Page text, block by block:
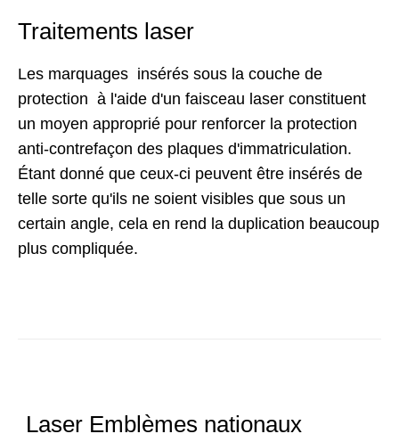
Traitements laser
Les marquages insérés sous la couche de
protection à l'aide d'un faisceau laser constituent
un moyen approprié pour renforcer la protection
anti-contrefaçon des plaques d'immatriculation.
Étant donné que ceux-ci peuvent être insérés de
telle sorte qu'ils ne soient visibles que sous un
certain angle, cela en rend la duplication beaucoup
plus compliquée.
Laser Emblèmes nationaux